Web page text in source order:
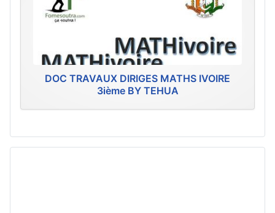
DOC TRAVAUX DIRIGES MATHS IVOIRE
3ième BY TEHUA